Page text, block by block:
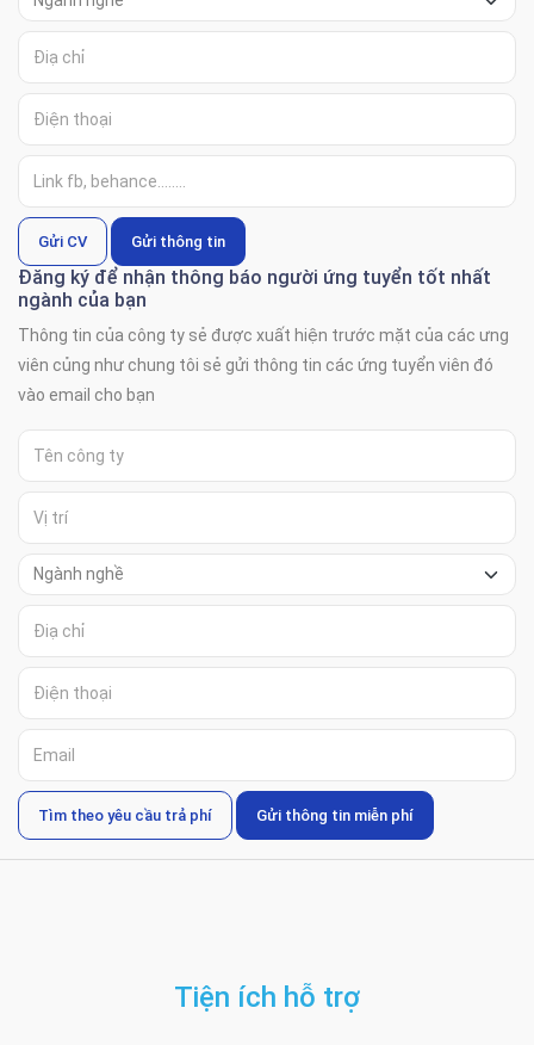
Gửi CV Gửi thông tin
Đăng ký để nhận thông báo người ứng tuyển tốt nhất
ngành của bạn
Thông tin của công ty sẻ được xuất hiện trước mặt của các ưng
viên củng như chung tôi sẻ gửi thông tin các ứng tuyển viên đó
vào email cho bạn
Tìm theo yêu cầu trả phí Gửi thông tin miễn phí
Tiện ích hỗ trợ